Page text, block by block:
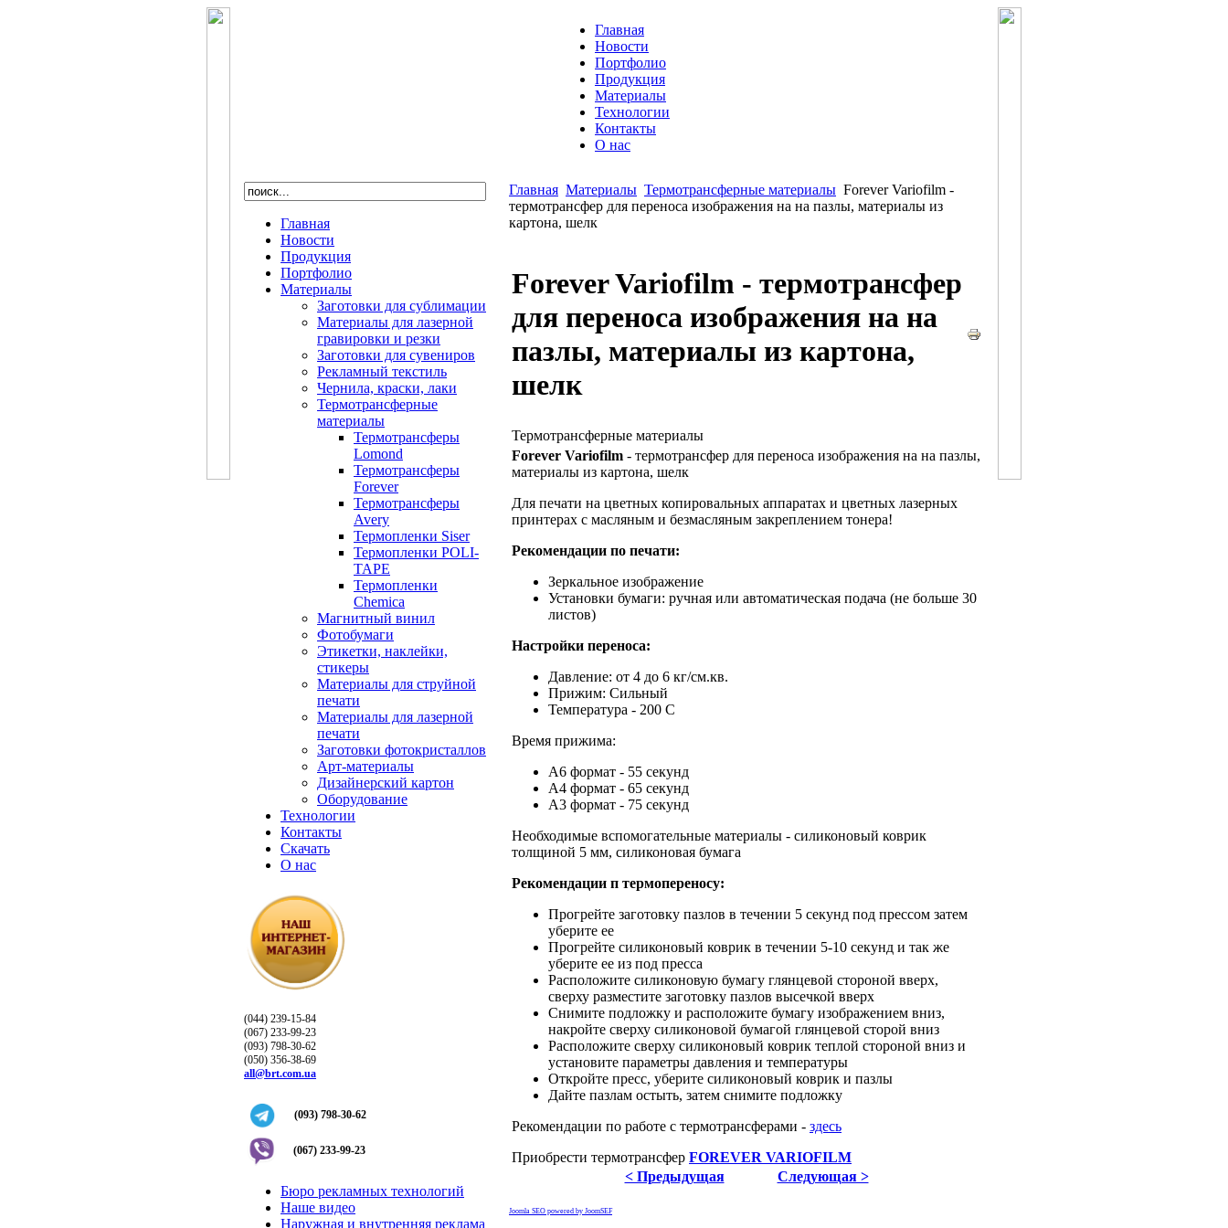
Главная
Новости
Портфолио
Продукция
Материалы
Технологии
Контакты
О нас
Главная
Новости
Продукция
Портфолио
Материалы
Заготовки для сублимации
Материалы для лазерной
гравировки и резки
Заготовки для сувениров
Рекламный текстиль
Чернила, краски, лаки
Термотрансферные
материалы
Термотрансферы
Lomond
Термотрансферы
Forever
Термотрансферы
Avery
Термопленки Siser
Термопленки POLI-
TAPE
Термопленки
Chemica
Магнитный винил
Фотобумаги
Этикетки, наклейки,
стикеры
Материалы для струйной
печати
Материалы для лазерной
печати
Заготовки фотокристаллов
Арт-материалы
Дизайнерский картон
Оборудование
Технологии
Контакты
Скачать
О нас
(044) 239-15-84
(067) 233-99-23
(093) 798-30-62
(050) 356-38-69
all@brt.com.ua
(093) 798-30-62
(067) 233-99-23
Бюро рекламных технологий
Наше видео
Наружная и внутренняя реклама
Главная Материалы Термотрансферные материалы Forever Variofilm -
термотрансфер для переноса изображения на на пазлы, материалы из
картона, шелк
Forever Variofilm - термотрансфер
для переноса изображения на на
пазлы, материалы из картона,
шелк
Термотрансферные материалы
Forever Variofilm - термотрансфер для переноса изображения на на пазлы,
материалы из картона, шелк
Для печати на цветных копировальных аппаратах и цветных лазерных
принтерах с масляным и безмасляным закреплением тонера!
Рекомендации по печати:
Зеркальное изображение
Установки бумаги: ручная или автоматическая подача (не больше 30
листов)
Настройки переноса:
Давление: от 4 до 6 кг/см.кв.
Прижим: Сильный
Температура - 200 С
Время прижима:
А6 формат - 55 секунд
А4 формат - 65 секунд
А3 формат - 75 секунд
Необходимые вспомогательные материалы - силиконовый коврик
толщиной 5 мм, силиконовая бумага
Рекомендации п термопереносу:
Прогрейте заготовку пазлов в течении 5 секунд под прессом затем
уберите ее
Прогрейте силиконовый коврик в течении 5-10 секунд и так же
уберите ее из под пресса
Расположите силиконовую бумагу глянцевой стороной вверх,
сверху разместите заготовку пазлов высечкой вверх
Снимите подложку и расположите бумагу изображением вниз,
накройте сверху силиконовой бумагой глянцевой сторой вниз
Расположите сверху силиконовый коврик теплой стороной вниз и
установите параметры давления и температуры
Откройте пресс, уберите силиконовый коврик и пазлы
Дайте пазлам остыть, затем снимите подложку
Рекомендации по работе с термотрансферами - здесь
Приобрести термотрансфер FOREVER VARIOFILM
< Предыдущая
Следующая >
Joomla SEO powered by JoomSEF